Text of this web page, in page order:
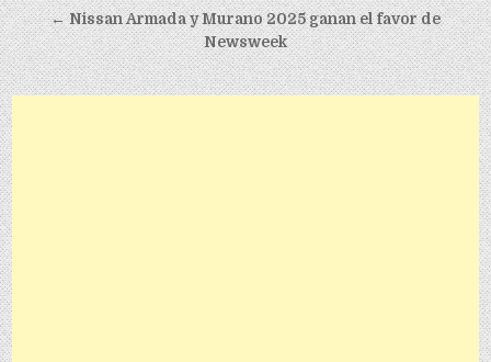
← Nissan Armada y Murano 2025 ganan el favor de
Newsweek